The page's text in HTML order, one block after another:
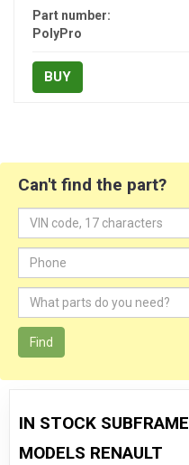
Part number:
PolyPro
BUY
Can't find the part?
Find
IN STOCK
MODELS RENAULT